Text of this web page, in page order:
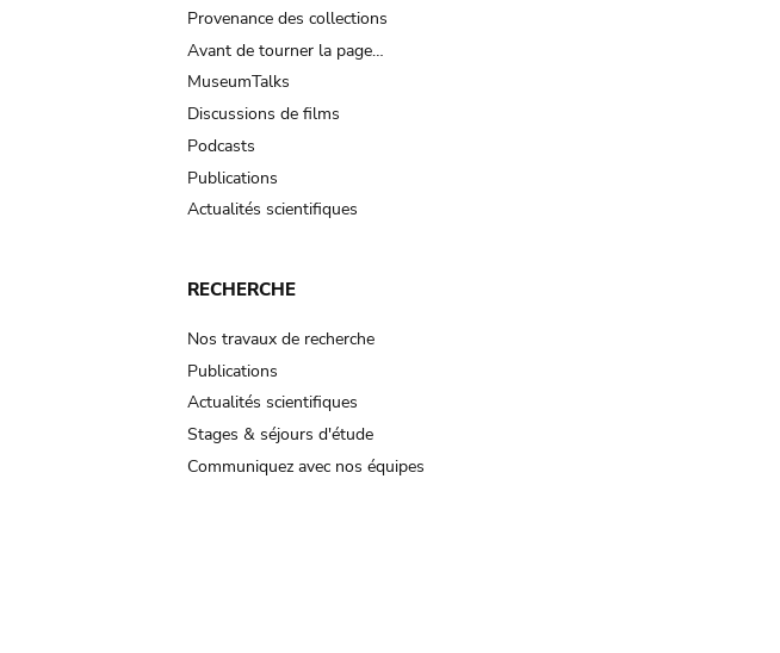
Provenance des collections
Avant de tourner la page…
MuseumTalks
Discussions de films
Podcasts
Publications
Actualités scientifiques
RECHERCHE
Nos travaux de recherche
Publications
Actualités scientifiques
Stages & séjours d'étude
Communiquez avec nos équipes